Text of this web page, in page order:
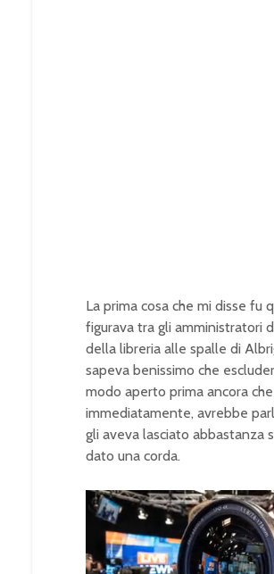
La prima cosa che mi disse fu
figurava tra gli amministratori
della libreria alle spalle di
sapeva benissimo che
modo aperto prima ancora
immediatamente, avrebbe
gli aveva lasciato abbastanza
dato una corda.